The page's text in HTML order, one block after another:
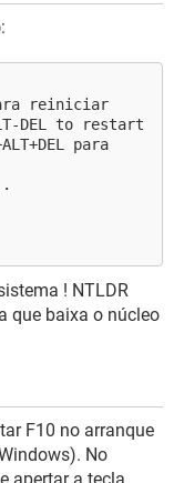
reiniciar
DEL to restart
para
! NTLDR
que baixa o núcleo
F10 no arranque
No